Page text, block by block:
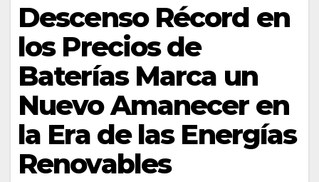
Descenso Récord en
los Precios de
Baterías Marca un
Nuevo Amanecer en
la Era de las Energías
Renovables